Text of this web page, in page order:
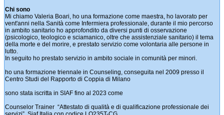
Chi sono
Mi chiamo Valeria Boari, ho una formazione come maestra, ho lavorato per
vent'anni nella Sanità come Infermiera professionale, durante il mio percorso
in ambito sanitario ho approfondito da diversi punti di osservazione
(psicologico, teologico e sciamanico, oltre che assistenziale sanitario) il tema
della morte e del morire, e prestato servizio come volontaria alle persone in
lutto.
In seguito ho prestato servizio in ambito sociale in comunità per minori.
ho una formazione triennale in Counseling, conseguita nel 2009 presso il
Centro Studi del Rapporto di Coppia di Milano
sono stata iscritta in SIAF fino al 2023 come
Counselor Trainer “Attestato di qualità e di qualificazione professionale dei